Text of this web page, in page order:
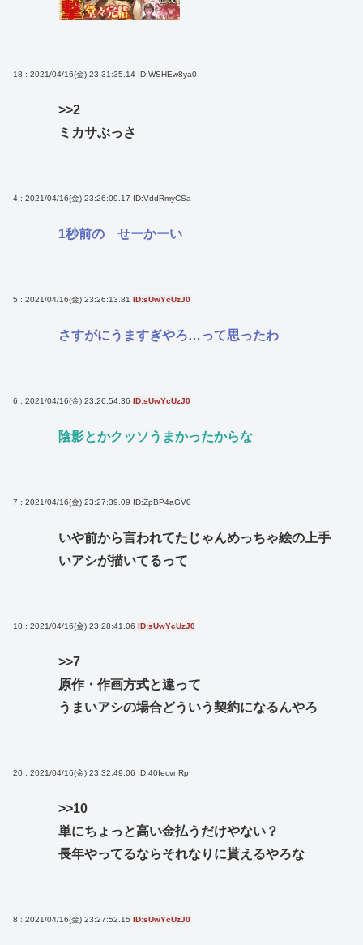
18 : 2021/04/16(金) 23:31:35.14 ID:WSHEw8ya0
>>2
ミカサぶっさ
4 : 2021/04/16(金) 23:26:09.17 ID:VddRmyCSa
1秒前の せーかーい
5 : 2021/04/16(金) 23:26:13.81 ID:sUwYcUzJ0
さすがにうますぎやろ…って思ったわ
6 : 2021/04/16(金) 23:26:54.36 ID:sUwYcUzJ0
陰影とかクッソうまかったからな
7 : 2021/04/16(金) 23:27:39.09 ID:ZpBP4aGV0
いや前から言われてたじゃんめっちゃ絵の上手
いアシが描いてるって
10 : 2021/04/16(金) 23:28:41.06 ID:sUwYcUzJ0
>>7
原作・作画方式と違って
うまいアシの場合どういう契約になるんやろ
20 : 2021/04/16(金) 23:32:49.06 ID:40IecvnRp
>>10
単にちょっと高い金払うだけやない？
長年やってるならそれなりに貰えるやろな
8 : 2021/04/16(金) 23:27:52.15 ID:sUwYcUzJ0